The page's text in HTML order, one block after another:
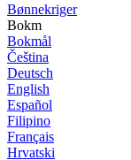
Bønne­kriger
Bokm
Bokmål
Čeština
Deutsch
English
Español
Filipino
Français
Hrvatski